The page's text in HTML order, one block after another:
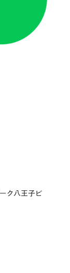
ク八王子ビ